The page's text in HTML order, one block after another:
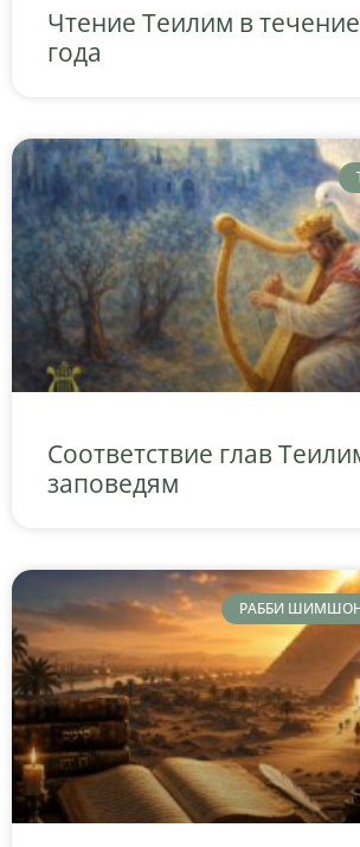
Чтение Теилим в
года
Соответствие глав
заповедям
РАББИ